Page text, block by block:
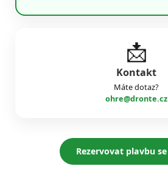
📩
Kontakt
Máte dotaz?
ohre@dronte.cz
Rezervovat plavbu